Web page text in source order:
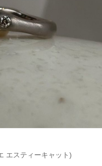
エスティーキャット)